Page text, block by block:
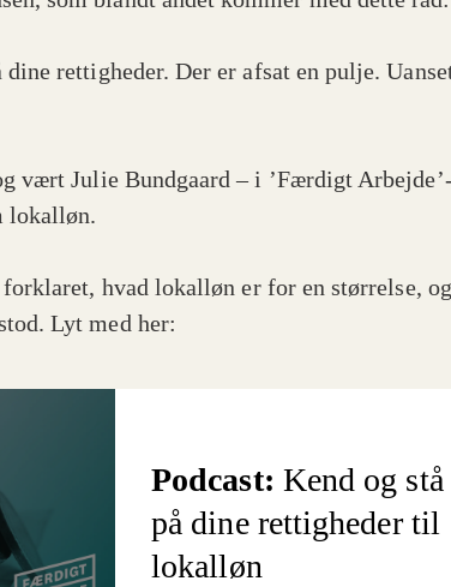
dine rettigheder. Der er afsat en pulje.
vært Julie Bundgaard – i ’Færdigt Arbejde’-
lokalløn.
hvad lokalløn er for en størrelse, og
Lyt med her:
Podcast: Kend og stå
på dine rettigheder til
lokalløn